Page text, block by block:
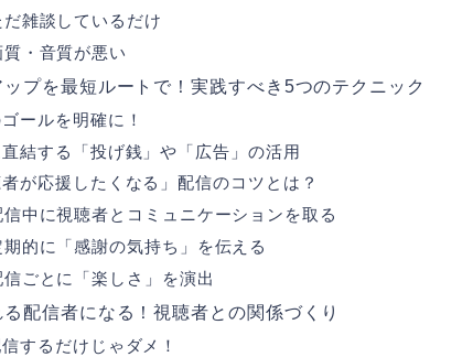
だ雑談しているだけ
質・音質が悪い
ップを最短ルートで！実践すべき5つのテクニック
ールを明確に！
結する「投げ銭」や「広告」の活用
者が応援したくなる」配信のコツとは？
信中に視聴者とコミュニケーションを取る
期的に「感謝の気持ち」を伝える
ごとに「楽しさ」を演出
配信者になる！視聴者との関係づくり
するだけじゃダメ！